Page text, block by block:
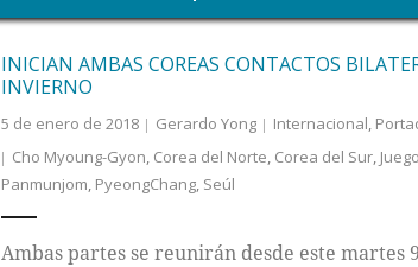
INICIAN AMBAS COREAS CONTACTOS
INVIERNO
5 de enero de 2018 Gerardo Yong Internacional,
Cho Myoung-Gyon, Corea del Norte, Corea del Sur,
Panmunjom, PyeongChang, Seúl
Ambas partes se reunirán desde este